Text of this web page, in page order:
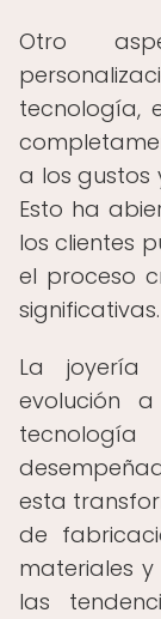
Otro
tecnología,
a los gustos
Esto ha
los clientes
el proceso
significativas.
La joyería
evolución
esta
de
materiales
las